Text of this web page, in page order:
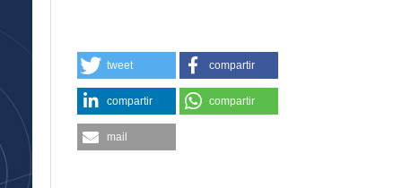
tweet compartir
compartir compartir
mail